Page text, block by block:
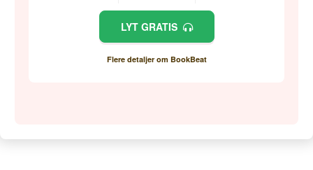
LYT GRATIS
Flere detaljer om BookBeat